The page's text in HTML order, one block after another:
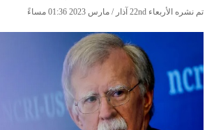
تم نشره الأربعاء 22nd آذار / مارس 2023 01:36 مساءً